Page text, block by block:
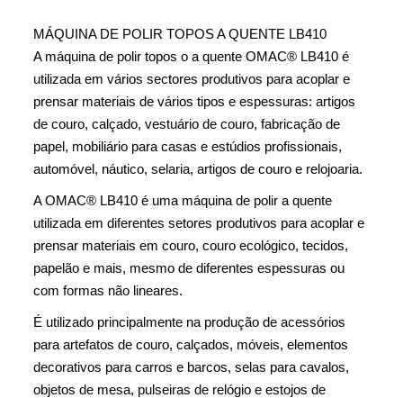
MÁQUINA DE POLIR TOPOS A QUENTE LB410
A máquina de polir topos o a quente OMAC® LB410 é
utilizada em vários sectores produtivos para acoplar e
prensar materiais de vários tipos e espessuras: artigos
de couro, calçado, vestuário de couro, fabricação de
papel, mobiliário para casas e estúdios profissionais,
automóvel, náutico, selaria, artigos de couro e relojoaria.
A OMAC® LB410 é uma máquina de polir a quente
utilizada em diferentes setores produtivos para acoplar e
prensar materiais em couro, couro ecológico, tecidos,
papelão e mais, mesmo de diferentes espessuras ou
com formas não lineares.
É utilizado principalmente na produção de acessórios
para artefatos de couro, calçados, móveis, elementos
decorativos para carros e barcos, selas para cavalos,
objetos de mesa, pulseiras de relógio e estojos de